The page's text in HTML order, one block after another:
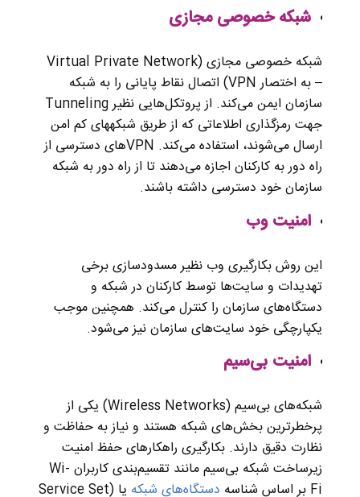
شبکه خصوصی مجازی
شبکه خصوصی مجازی (Virtual Private Network
– به اختصار VPN) اتصال نقاط پایانی را به شبکه
سازمان ایمن می‌کند. از پروتکل‌هایی نظیر Tunneling
جهت رمزگذاری اطلاعاتی که از طریق شبکه‎های کم امن
ارسال می‌شوند، استفاده می‌کند. VPNهای دسترسی از
راه دور به کارکنان اجازه می‌دهند تا از راه دور به شبکه
سازمان خود دسترسی داشته باشند.
امنیت وب
این روش بکارگیری وب نظیر مسدودسازی برخی
تهدیدات و سایت‌ها توسط کارکنان در شبکه و
دستگاه‌های سازمان را کنترل می‌کند. همچنین موجب
یکپارچگی خود ‌سایت‌های سازمان نیز می‌شود.
امنیت بی‌سیم
شبکه‌های بی‌سیم (Wireless Networks) یکی از
پرخطرترین بخش‌های شبکه هستند و نیاز به حفاظت و
نظارت دقیق دارند. بکارگیری راهکارهای حفظ امنیت
زیرساخت شبکه بی‌سیم مانند تقسیم‌بندی کاربران Wi-
Fi بر اساس شناسه‌
دستگاه‌های شبکه یا (Service Set